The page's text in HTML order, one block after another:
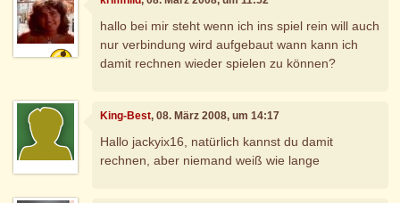
hallo bei mir steht wenn ich ins spiel rein will auch
nur verbindung wird aufgebaut wann kann ich
damit rechnen wieder spielen zu können?
King-Best, 08. März 2008, um 14:17
Hallo jackyix16, natürlich kannst du damit
rechnen, aber niemand weiß wie lange